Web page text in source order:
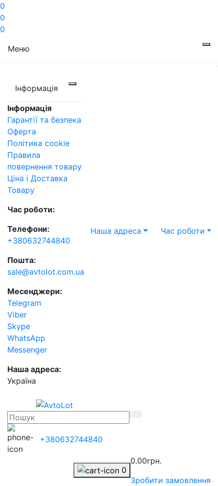
0
0
0
Меню
Інформація
Інформація
Гарантії та безпека
Оферта
Політика cookie
Правила
повернення товару
Ціна і Доставка
Товару
Час роботи:
Телефони:
+380632744840
Пошта:
sale@avtolot.com.ua
Месенджери:
Telegram
Viber
Skype
WhatsApp
Messenger
Наша адреса:
Українa
Наша адреса Час роботи
+380632744840
0
0.00грн.
Зробити замовлення